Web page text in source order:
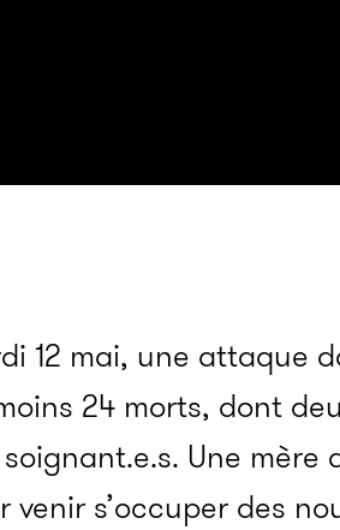
12 mai, une attaque
24 morts, dont
Une
venir s’occuper des